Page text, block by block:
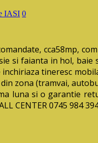
IASI 0
cca58mp,
si faianta in hol,
tineresc
zona (tramvai,
luna si o garantie
CENTER 0745 984